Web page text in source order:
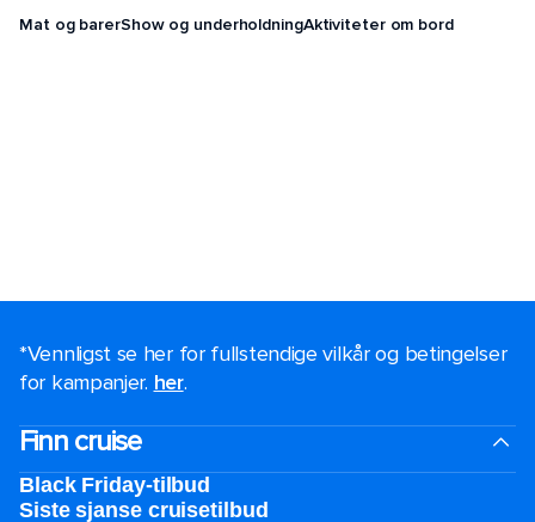
Mat og barerShow og underholdningAktiviteter om bord
*Vennligst se her for fullstendige vilkår og betingelser
for kampanjer. her.
Finn cruise
Black Friday-tilbud
Siste sjanse cruisetilbud